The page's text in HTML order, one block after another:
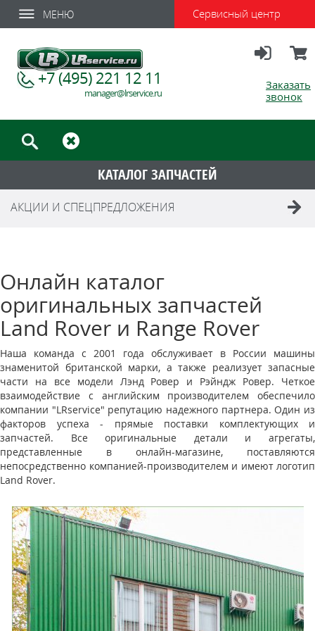
МЕНЮ Сервисный центр
Заказать
звонок
+7 (495) 221 12 11
manager@lrservice.ru
КАТАЛОГ ЗАПЧАСТЕЙ
АКЦИИ И СПЕЦПРЕДЛОЖЕНИЯ
Онлайн каталог
оригинальных запчастей
Land Rover и Range Rover
Наша команда с 2001 года обслуживает в России машины
знаменитой британской марки, а также реализует запасные
части на все модели Лэнд Ровер и Рэйндж Ровер. Четкое
взаимодействие с английским производителем обеспечило
компании "LRservice" репутацию надежного партнера. Один из
факторов успеха - прямые поставки комплектующих и
запчастей. Все оригинальные детали и агрегаты,
представленные в онлайн-магазине, поставляются
непосредственно компанией-производителем и имеют логотип
Land Rover.